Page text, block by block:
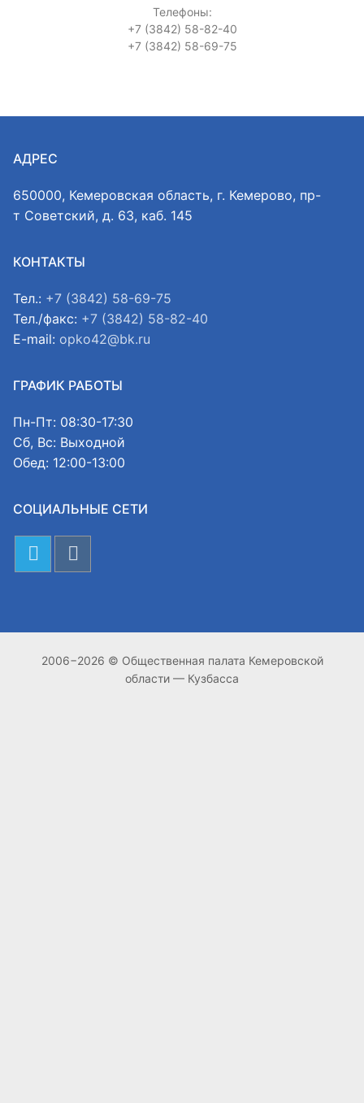
Телефоны:
+7 (3842) 58-82-40
+7 (3842) 58-69-75
АДРЕС
650000, Кемеровская область, г. Кемерово, пр-
т Советский, д. 63, каб. 145
КОНТАКТЫ
Тел.: +7 (3842) 58-69-75
Тел./факс: +7 (3842) 58-82-40
E-mail: opko42@bk.ru
ГРАФИК РАБОТЫ
Пн-Пт: 08:30-17:30
Сб, Вс: Выходной
Обед: 12:00-13:00
СОЦИАЛЬНЫЕ СЕТИ
2006−2026 © Общественная палата Кемеровской
области — Кузбасса